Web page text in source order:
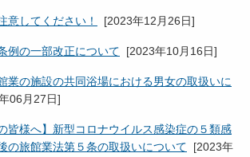
意してください！ [2023年12月26日]
例の一部改正について [2023年10月16日]
業の施設の共同浴場における男女の取扱いに
06月27日]
皆様へ】新型コロナウイルス感染症の５類感
の旅館業法第５条の取扱いについて [2023年